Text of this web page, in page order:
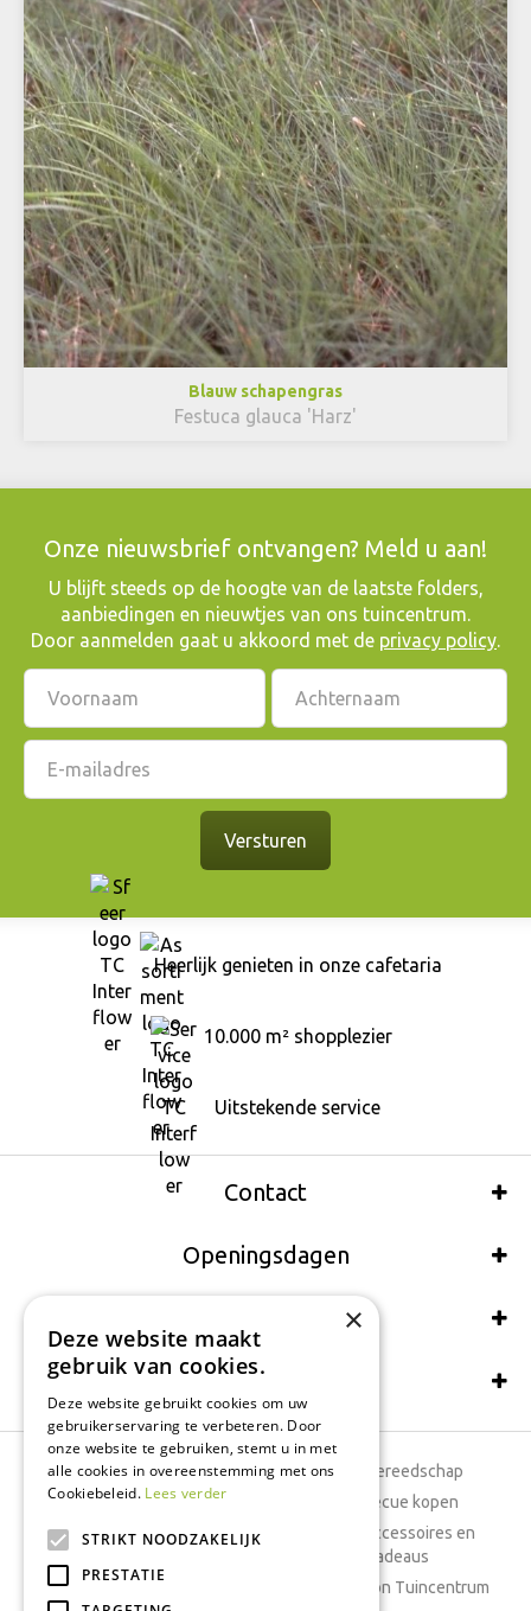
Blauw schapengras
Festuca glauca 'Harz'
Onze nieuwsbrief ontvangen? Meld u aan!
​U blijft steeds op de hoogte van de laatste folders,
aanbiedingen en nieuwtjes van ons tuincentrum.
Door aanmelden gaat u akkoord met de privacy policy.
Heerlijk genieten in onze cafetaria
10.000 m² shopplezier
Uitstekende service
Contact
Openingsdagen
Wij accepteren ook:
Schrijf een recensie
Tuincentrum
Dierenwinkel
Tuinplanten
Tuingereedschap
Barbecue kopen
Woonaccessoires en
cadeaus
Cadeaubon Tuincentrum
×
Deze website maakt
gebruik van cookies.
Deze website gebruikt cookies om uw
gebruikerservaring te verbeteren. Door
onze website te gebruiken, stemt u in met
alle cookies in overeenstemming met ons
Cookiebeleid. Lees verder
STRIKT NOODZAKELIJK
PRESTATIE